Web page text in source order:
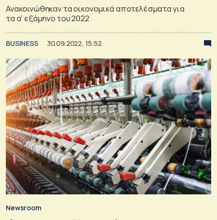
Ανακοινώθηκαν τα οικονομικά αποτελέσματα για
τα α' εξάμηνο του 2022
BUSINESS 30.09.2022, 15:52
Newsroom